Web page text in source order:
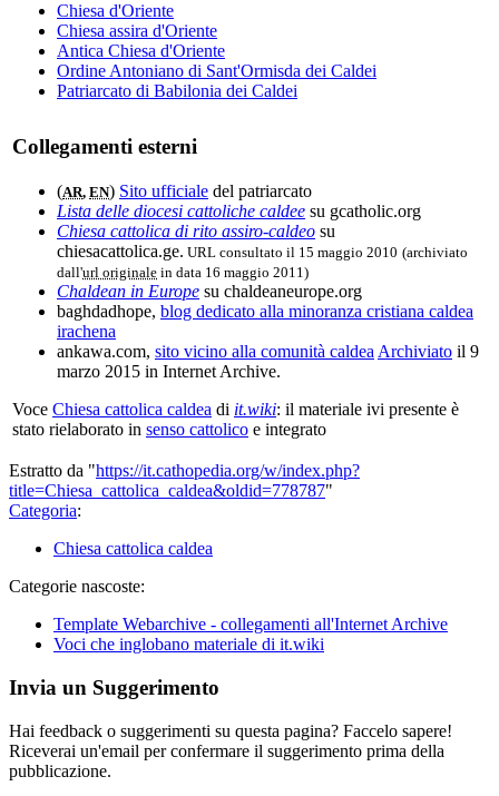
Chiesa d'Oriente
Chiesa assira d'Oriente
Antica Chiesa d'Oriente
Ordine Antoniano di Sant'Ormisda dei Caldei
Patriarcato di Babilonia dei Caldei
Collegamenti esterni
(AR, EN) Sito ufficiale del patriarcato
Lista delle diocesi cattoliche caldee su gcatholic.org
Chiesa cattolica di rito assiro-caldeo su
chiesacattolica.ge. URL consultato il 15 maggio 2010 (archiviato
dall'url originale in data 16 maggio 2011)
Chaldean in Europe su chaldeaneurope.org
baghdadhope, blog dedicato alla minoranza cristiana caldea
irachena
ankawa.com, sito vicino alla comunità caldea Archiviato il 9
marzo 2015 in Internet Archive.
Voce Chiesa cattolica caldea di it.wiki: il materiale ivi presente è
stato rielaborato in senso cattolico e integrato
Estratto da "https://it.cathopedia.org/w/index.php?
title=Chiesa_cattolica_caldea&oldid=778787"
Categoria:
Chiesa cattolica caldea
Categorie nascoste:
Template Webarchive - collegamenti all'Internet Archive
Voci che inglobano materiale di it.wiki
Invia un Suggerimento
Hai feedback o suggerimenti su questa pagina? Faccelo sapere!
Riceverai un'email per confermare il suggerimento prima della
pubblicazione.